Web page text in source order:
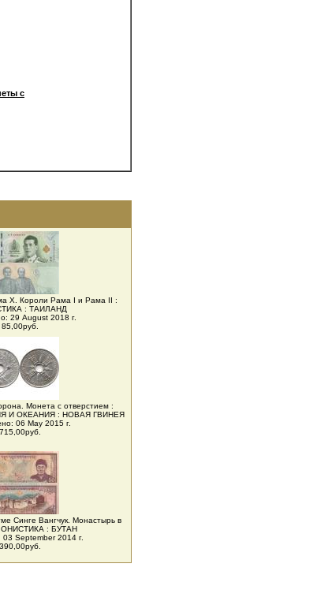
с
X. Короли Рама I и Рама II :
: ТАИЛАНД
29 August 2018 г.
85,00руб.
Монета с отверстием :
И ОКЕАНИЯ : НОВАЯ ГВИНЕЯ
06 May 2015 г.
715,00руб.
Синге Вангчук. Монастырь в
: БУТАН
September 2014 г.
390,00руб.